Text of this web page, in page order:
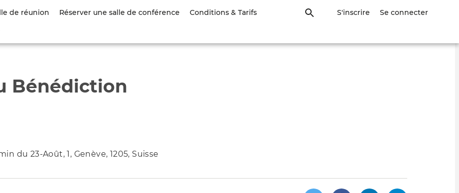
principal
S'inscrire Se connecter
de réunion Réserver une salle de conférence Conditions & Tarifs
Bénédiction
du 23-Août, 1, Genève, 1205, Suisse